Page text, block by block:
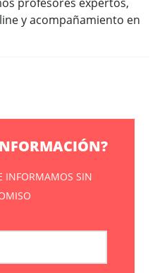
y acompañamiento en
INFORMAMOS SIN